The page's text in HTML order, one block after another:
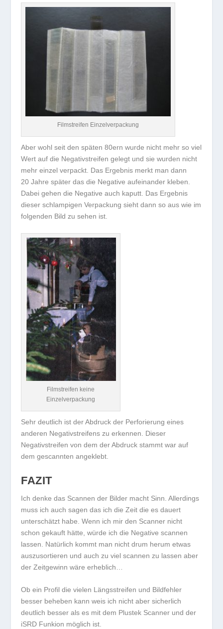
Filmstreifen Einzelverpackung
Aber wohl seit den späten 80ern wurde nicht mehr so viel
Wert auf die Negativstreifen gelegt und sie wurden nicht
mehr einzel verpackt. Das Ergebnis merkt man dann
20 Jahre später das die Negative aufeinander kleben.
Dabei gehen die Negative auch kaputt. Das Ergebnis
dieser schlampigen Verpackung sieht dann so aus wie im
folgenden Bild zu sehen ist.
Filmstreifen keine
Einzelverpackung
Sehr deutlich ist der Abdruck der Perforierung eines
anderen Negativstreifens zu erkennen. Dieser
Negativstreifen von dem der Abdruck stammt war auf
dem gescannten angeklebt.
FAZIT
Ich denke das Scannen der Bilder macht Sinn. Allerdings
muss ich auch sagen das ich die Zeit die es dauert
unterschätzt habe. Wenn ich mir den Scanner nicht
schon gekauft hätte, würde ich die Negative scannen
lassen. Natürlich kommt man nicht drum herum etwas
auszusortieren und auch zu viel scannen zu lassen aber
der Zeitgewinn wäre erheblich…
Ob ein Profil die vielen Längsstreifen und Bildfehler
besser beheben kann weis ich nicht aber sicherlich
deutlich besser als es mit dem Plustek Scanner und der
iSRD Funkion möglich ist.